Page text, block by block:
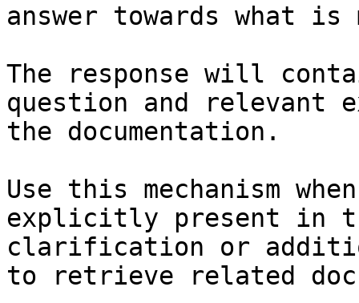
answer towards what
The response will
question and relevant
the documentation.
Use this mechanism
explicitly present in
clarification or